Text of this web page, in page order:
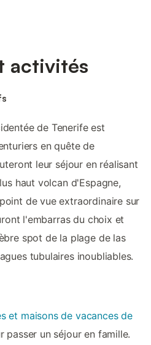
activités
de Tenerife est
en quête de
leur séjour en réalisant
haut volcan d'Espagne,
de vue extraordinaire sur
l'embarras du choix et
spot de la plage de las
tubulaires inoubliables.
et maisons de vacances de
un séjour en famille.